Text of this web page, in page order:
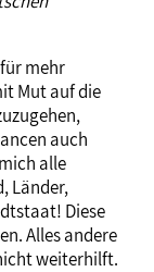
mehr
Mut auf die
auch
alle
Länder,
Diese
Alles andere
weiterhilft.